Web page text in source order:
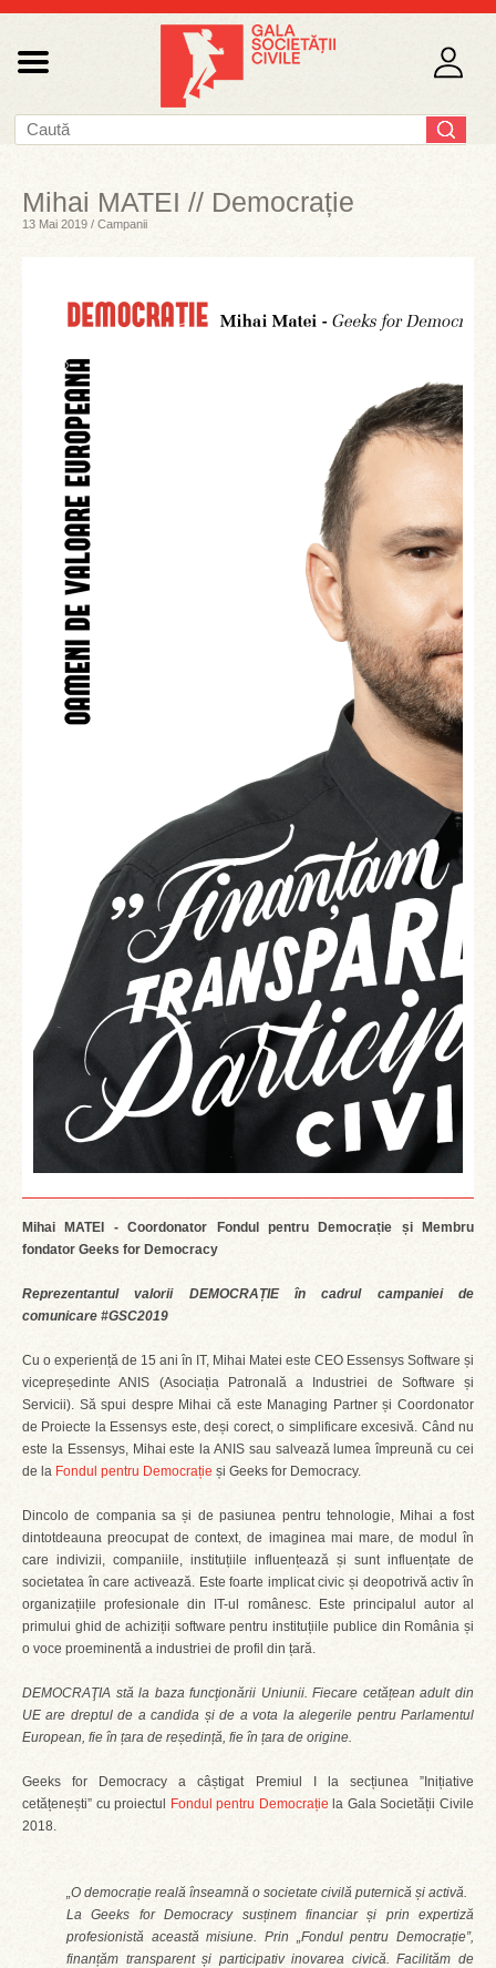
Mihai MATEI // Democrație
13 Mai 2019 / Campanii
Mihai MATEI - Coordonator Fondul pentru Democrație și Membru
fondator Geeks for Democracy
Reprezentantul valorii DEMOCRAȚIE în cadrul campaniei de
comunicare #GSC2019
Cu o experiență de 15 ani în IT, Mihai Matei este CEO Essensys Software și
vicepreședinte ANIS (Asociația Patronală a Industriei de Software și
Servicii). Să spui despre Mihai că este Managing Partner și Coordonator
de Proiecte la Essensys este, deși corect, o simplificare excesivă. Când nu
este la Essensys, Mihai este la ANIS sau salvează lumea împreună cu cei
de la Fondul pentru Democrație și Geeks for Democracy.
Dincolo de compania sa și de pasiunea pentru tehnologie, Mihai a fost
dintotdeauna preocupat de context, de imaginea mai mare, de modul în
care indivizii, companiile, instituțiile influențează și sunt influențate de
societatea în care activează. Este foarte implicat civic și deopotrivă activ în
organizațiile profesionale din IT-ul românesc. Este principalul autor al
primului ghid de achiziții software pentru instituțiile publice din România și
o voce proeminentă a industriei de profil din țară.
DEMOCRAŢIA stă la baza funcţionării Uniunii. Fiecare cetățean adult din
UE are dreptul de a candida și de a vota la alegerile pentru Parlamentul
European, fie în țara de reședință, fie în țara de origine.
Geeks for Democracy a câștigat Premiul I la secțiunea ”Inițiative
cetățenești” cu proiectul
Fondul pentru Democrațiela Gala Societății Civile
2018.
„O democrație reală înseamnă o societate civilă puternică și activă.
La Geeks for Democracy susținem financiar și prin expertiză
profesionistă această misiune. Prin „Fondul pentru Democrație”,
finanțăm transparent și participativ inovarea civică. Facilităm de